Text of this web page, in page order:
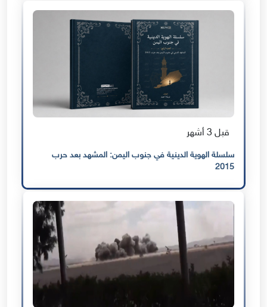
قبل 3 أشهر
سلسلة الهوية الدينية في جنوب اليمن: المشهد بعد حرب
2015